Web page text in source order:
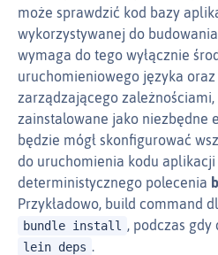
może sprawdzić kod bazy
wykorzystywanej do
wymaga do tego wyłącznie
uruchomieniowego języka
zarządzającego zależnościami,
zainstalowane jako niezbędne
będzie mógł skonfigurować
do uruchomienia kodu aplikacji
deterministycznego polecenia
Przykładowo, build command
bundle install , podczas
lein deps